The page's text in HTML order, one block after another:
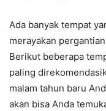
Ada banyak tempat
merayakan
Berikut beberapa
paling
malam tahun baru
akan bisa Anda